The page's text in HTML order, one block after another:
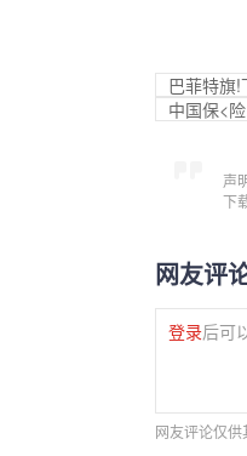
巴菲特旗!
中国保<
声
下
网友评
登录后可
网友评论仅